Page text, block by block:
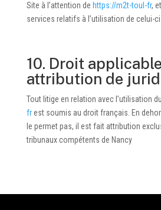
Site à l’attention de https://m2t-toul-fr,
services relatifs à l’utilisation de celui-ci
10. Droit
attribution de
Tout litige en relation avec l’utilisation
fr est soumis au droit français. En
le permet pas, il est fait attribution
tribunaux compétents de Nancy